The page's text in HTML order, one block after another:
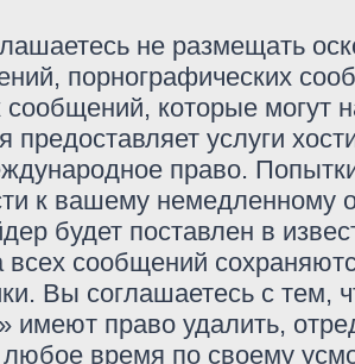
не размещать
порнографических
сообщений, которые могут
предоставляет услуги
право.
к вашему немедленному
будет поставлен в
всех сообщений
Вы соглашаетесь с тем,
имеют право удалить,
время по своему